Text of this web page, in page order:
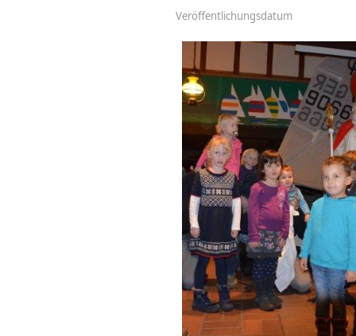
Veröffentlichungsdatum